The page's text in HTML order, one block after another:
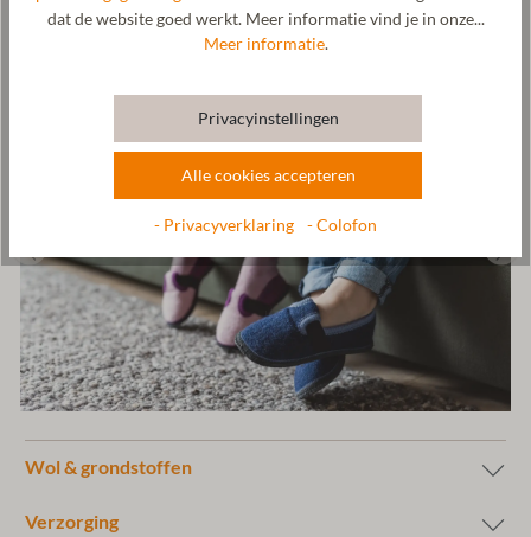
Wol & grondstoffen
Verzorging
dat de website goed werkt. Meer informatie vind je in onze...
Meer informatie.
Privacyinstellingen
Alle cookies accepteren
- Privacyverklaring - Colofon